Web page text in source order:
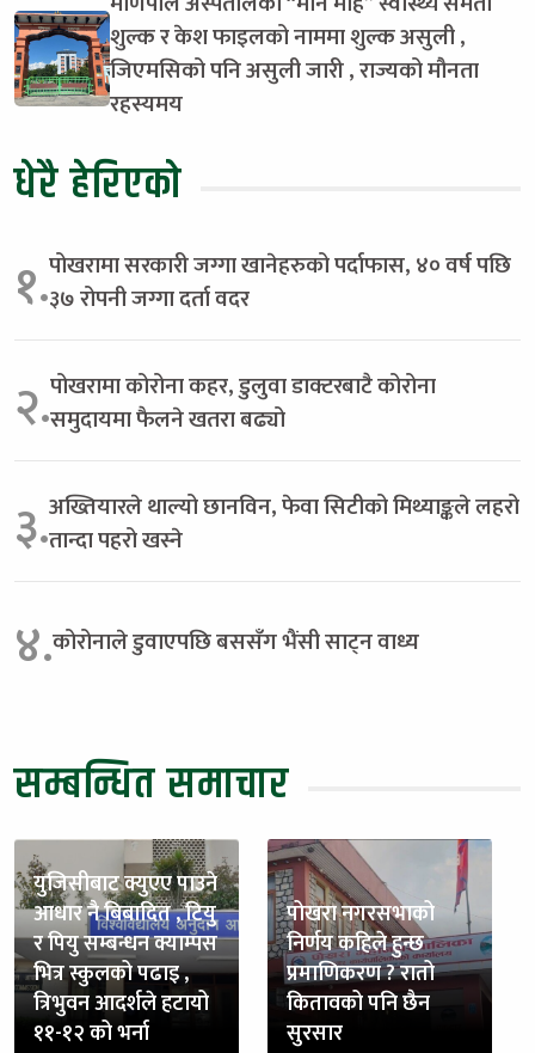
शुल्क र केश फाइलको नाममा शुल्क असुली ,
जिएमसिको पनि असुली जारी , राज्यको मौनता
रहस्यमय
धेरै हेरिएको
१.पोखरामा सरकारी जग्गा खानेहरुको पर्दाफास, ४० वर्ष पछि
३७ रोपनी जग्गा दर्ता वदर
२.पोखरामा कोरोना कहर, डुलुवा डाक्टरबाटै कोरोना
समुदायमा फैलने खतरा बढ्यो
३.अख्तियारले थाल्यो छानविन, फेवा सिटीको मिथ्याङ्कले लहरो
तान्दा पहरो खस्ने
४.कोरोनाले डुवाएपछि बससँग भैंसी साट्न वाध्य
सम्बन्धित समाचार
युजिसीबाट क्युएए पाउने
आधार नै बिबादित , टियु
र पियु सम्बन्धन क्याम्पस
भित्र स्कुलको पढाइ ,
त्रिभुवन आदर्शले हटायो
११-१२ को भर्ना
पोखरा नगरसभाको
निर्णय कहिले हुन्छ
प्रमाणिकरण ? रातो
कितावको पनि छैन
सुरसार